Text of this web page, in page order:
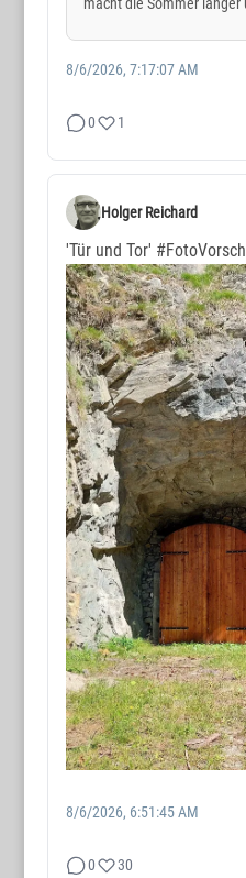
macht die Sommer länger
8/6/2026, 7:17:07 AM
0 1
Holger Reichard
'Tür und Tor'
8/6/2026, 6:51:45 AM
0 30